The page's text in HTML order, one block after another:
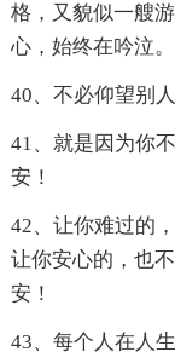
格，又貌似一艘
心，始终在吟泣。
40、不必仰望别
41、就是因为你
安！
42、让你难过的
让你安心的，也
安！
43、每个人在人